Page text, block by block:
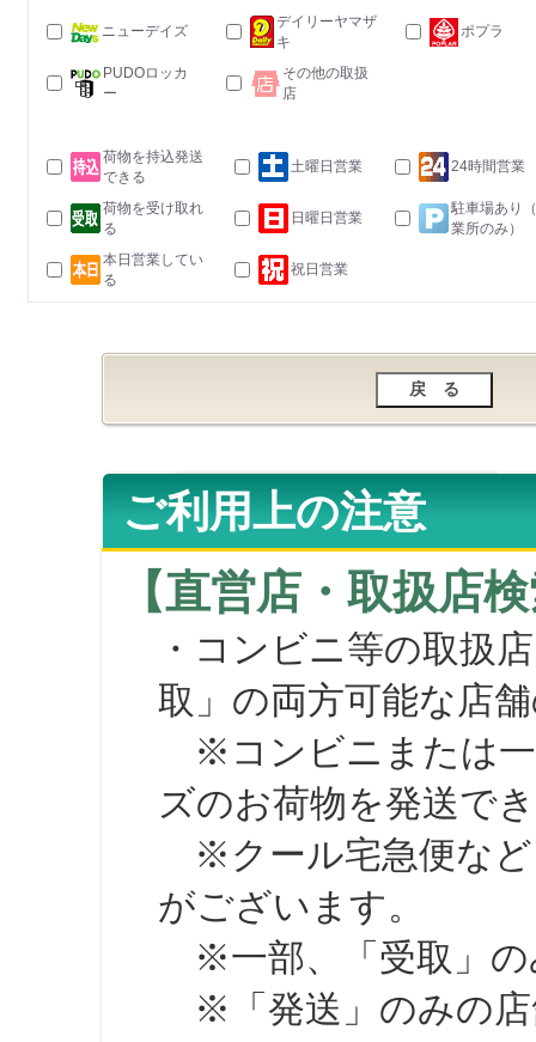
ニューデイズ
デイリーヤマザ
キ
ポプラ
PUDOロッカ
ー
その他の取扱
店
荷物を持込発送
できる
土曜日営業 24時間営業
荷物を受け取れ
る
日曜日営業
駐車場あり
業所のみ）
本日営業してい
る
祝日営業
ご利用上の注意
【直営店・取扱店
・コンビニ等の取扱
取」の両方可能な店
※コンビニまたは一
ズのお荷物を発送で
※クール宅急便など
がございます。
※一部、「受取」の
※「発送」のみの店